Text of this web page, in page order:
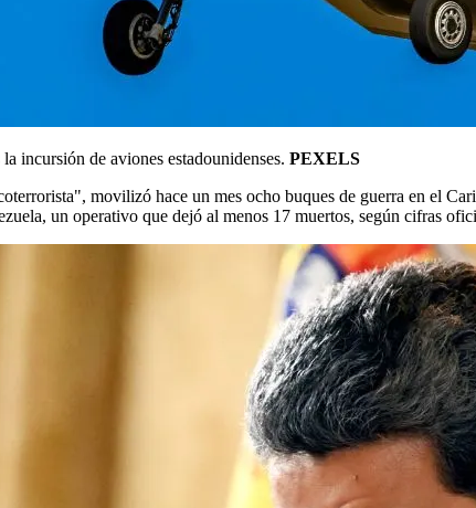
incursión de aviones estadounidenses. PEXELS
movilizó hace un mes ocho buques de guerra en el
un operativo que dejó al menos 17 muertos, según cifras